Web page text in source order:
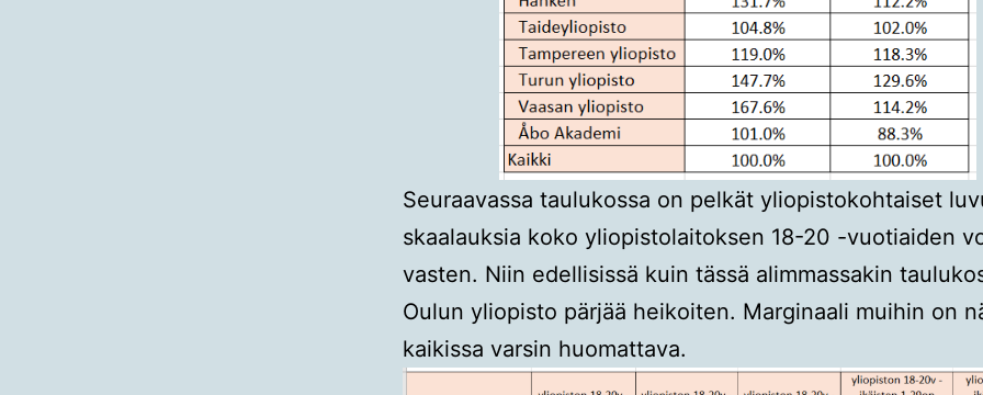
Seuraavassa taulukossa on pelkät yliopistokohtaiset
skaalauksia koko yliopistolaitoksen 18-20 -vuotiaiden
vasten. Niin edellisissä kuin tässä alimmassakin
Oulun yliopisto pärjää heikoiten. Marginaali muihin on
kaikissa varsin huomattava.